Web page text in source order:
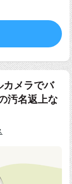
カメラでバ
汚名返上な